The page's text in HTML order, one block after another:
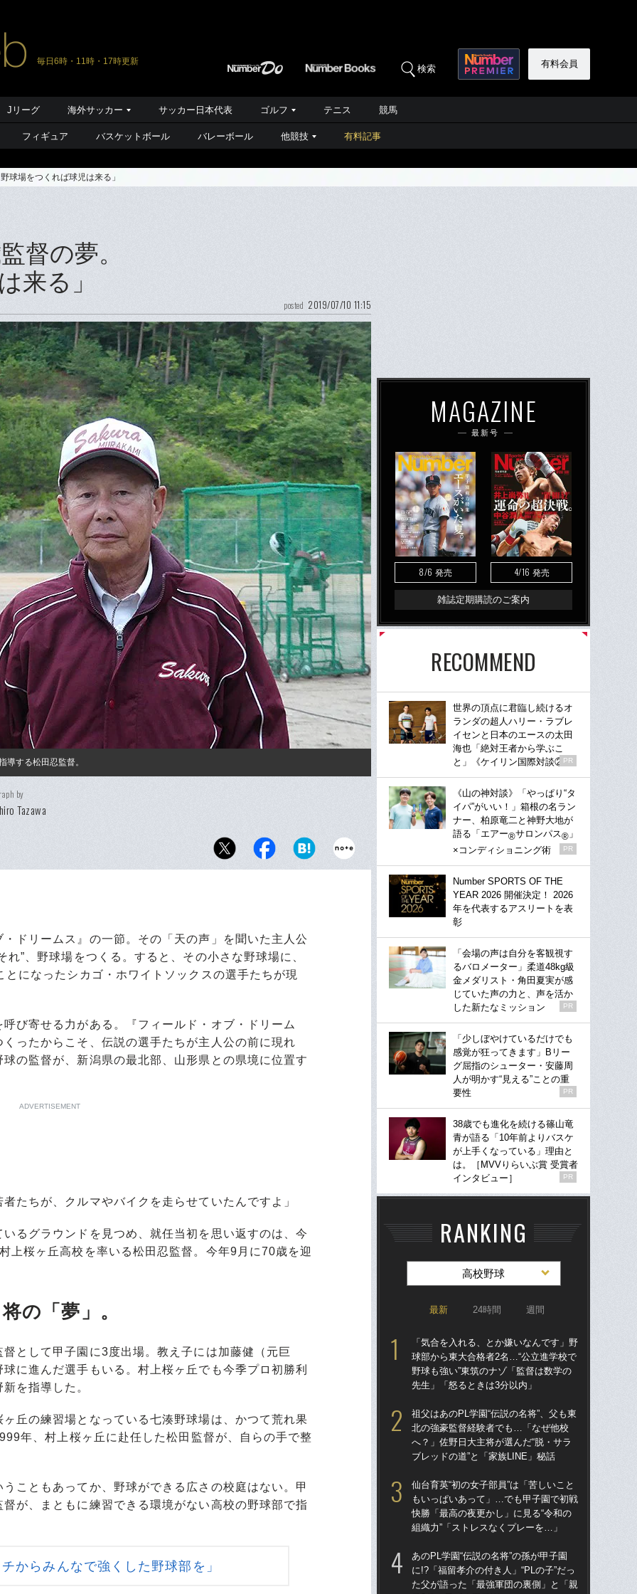
毎日6時・11時・17時更新
検索 有料会員
Jリーグ 海外サッカー サッカー日本代表 ゴルフ テニス 競馬
フィギュア バスケットボール バレーボール 他競技 有料記事
球場をつくれば球児は来る」
督の夢。
来る」
posted 2019/07/10 11:15
導する松田忍監督。
by
Tazawa
ドリームス』の一節。その「天の声」を聞いた主人公
”、野球場をつくる。すると、その小さな野球場に、
になったシカゴ・ホワイトソックスの選手たちが現
び寄せる力がある。『フィールド・オブ・ドリーム
ったからこそ、伝説の選手たちが主人公の前に現れ
の監督が、新潟県の最北部、山形県との県境に位置す
ADVERTISEMENT
たちが、クルマやバイクを走らせていたんですよ」
るグラウンドを見つめ、就任当初を思い返すのは、今
上桜ヶ丘高校を率いる松田忍監督。今年9月に70歳を迎
の「夢」。
として甲子園に3度出場。教え子には加藤健（元巨
に進んだ選手もいる。村上桜ヶ丘でも今季プロ初勝利
を指導した。
丘の練習場となっている七湊野球場は、かつて荒れ果
年、村上桜ヶ丘に赴任した松田監督が、自らの手で整
こともあってか、野球ができる広さの校庭はない。甲
が、まともに練習できる環境がない高校の野球部で指
からみんなで強くした野球部を」
MAGAZINE
最新号
8/6 発売 4/16 発売
雑誌定期購読のご案内
RECOMMEND
世界の頂点に君臨し続けるオ
ランダの超人ハリー・ラブレ
イセンと日本のエースの太田
海也「絶対王者から学ぶこ
と」《ケイリン国際対談②》
PR
《山の神対談》「やっぱり“タ
イパ”がいい！」箱根の名ラン
ナー、柏原竜二と神野大地が
語る「エアー®サロンパス® 」
×コンディショニング術
PR
Number SPORTS OF THE
YEAR 2026 開催決定！ 2026
年を代表するアスリートを表
彰
「会場の声は自分を客観視す
るバロメーター」柔道48kg級
金メダリスト・角田夏実が感
じていた声の力と、声を活か
した新たなミッション
PR
「少しぼやけているだけでも
感覚が狂ってきます」Bリー
グ屈指のシューター・安藤周
人が明かす“見える”ことの重
要性
PR
38歳でも進化を続ける篠山竜
青が語る「10年前よりバスケ
が上手くなっている」理由と
は。［MVVりらいぶ賞 受賞者
インタビュー］
PR
RANKING
高校野球
最新 24時間 週間
「気合を入れる、とか嫌いなんです」野
球部から東大合格者2名…“公立進学校で
野球も強い”東筑のナゾ「監督は数学の
先生」「怒るときは3分以内」
祖父はあのPL学園“伝説の名将”、父も東
北の強豪監督経験者でも…「なぜ他校
へ？」佐野日大主将が選んだ“脱・サラ
ブレッドの道”と「家族LINE」秘話
仙台育英“初の女子部員”は「苦しいこと
もいっぱいあって」…でも甲子園で初戦
快勝「最高の夜更かし」に見る“令和の
組織力”「ストレスなくプレーを…」
あのPL学園“伝説の名将”の孫が甲子園
に!?「福留孝介の付き人」“PLの子”だっ
た父が語った「最強軍団の裏側」と「親